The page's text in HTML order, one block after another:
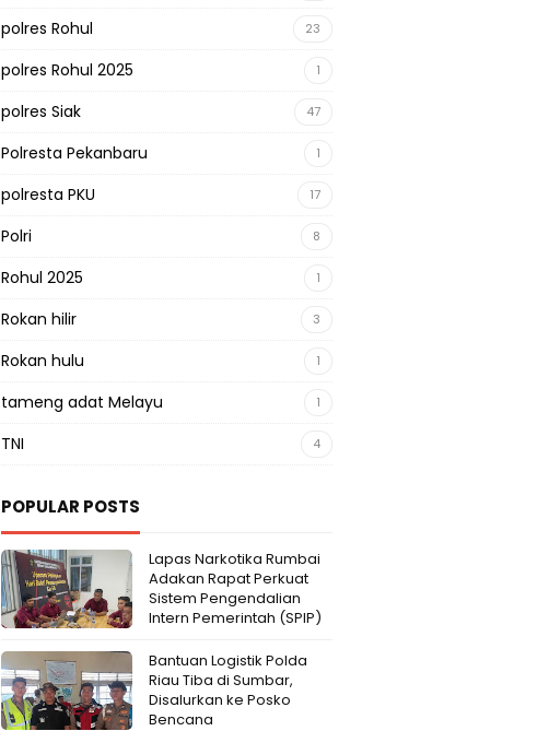
polres Rohul 23
polres Rohul 2025 1
polres Siak 47
Polresta Pekanbaru 1
polresta PKU 17
Polri 8
Rohul 2025 1
Rokan hilir 3
Rokan hulu 1
tameng adat Melayu 1
TNI 4
POPULAR POSTS
Lapas Narkotika Rumbai
Adakan Rapat Perkuat
Sistem Pengendalian
Intern Pemerintah (SPIP)
Bantuan Logistik Polda
Riau Tiba di Sumbar,
Disalurkan ke Posko
Bencana